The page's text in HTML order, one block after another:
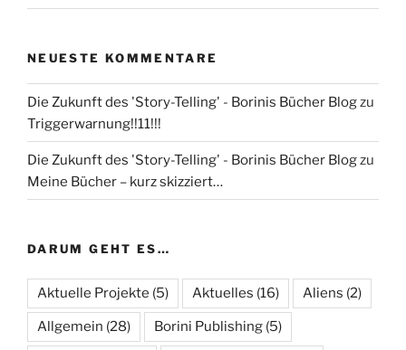
NEUESTE KOMMENTARE
Die Zukunft des 'Story-Telling' - Borinis Bücher Blogzu
Triggerwarnung!!11!!!
Die Zukunft des 'Story-Telling' - Borinis Bücher Blogzu
Meine Bücher – kurz skizziert…
DARUM GEHT ES…
Aktuelle Projekte (5) Aktuelles (16) Aliens (2)
Allgemein (28) Borini Publishing (5)